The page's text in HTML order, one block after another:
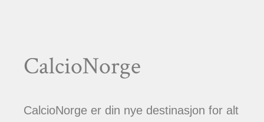
CalcioNorge
CalcioNorge er din nye destinasjon for alt